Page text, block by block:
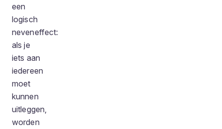
een
logisch
neveneffect:
als je
iets aan
iedereen
moet
kunnen
uitleggen,
worden